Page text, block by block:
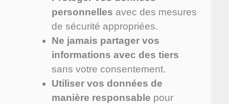
personnelles avec des mesures
de sécurité appropriées.
Ne jamais partager vos
informations avec des tiers
sans votre consentement.
Utiliser vos données de
manière responsable pour